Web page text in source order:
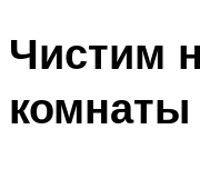
Чистим
комнаты